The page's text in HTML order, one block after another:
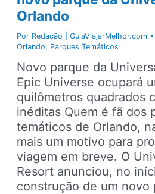
Orlando
Por Redação | GuiaViajarMelhor.com •
Orlando, Parques Temáticos
Novo parque da
Epic Universe ocupará
quilômetros quadrados
inéditas Quem é fã dos
temáticos de Orlando,
mais um motivo para
viagem em breve. O
Resort anunciou, no
construção de um novo